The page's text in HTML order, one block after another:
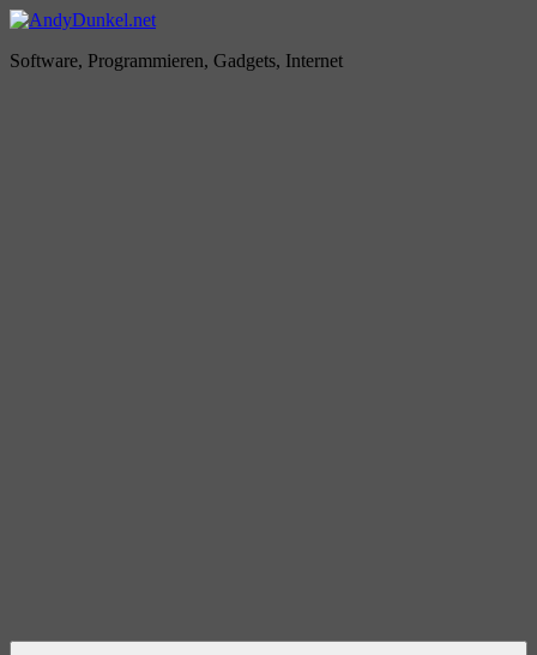
Zum
springen
AndyDunkel.net
Software, Programmieren, Gadgets, Internet